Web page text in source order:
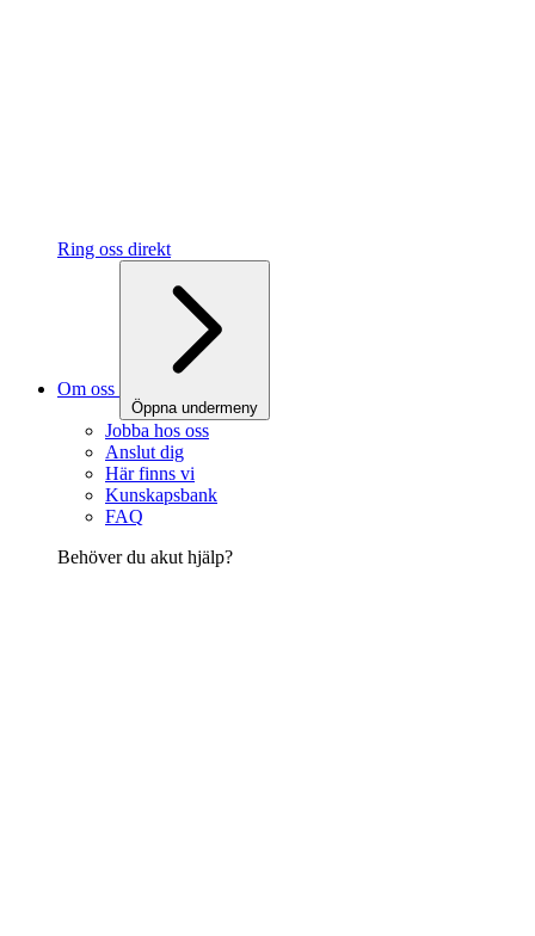
Ring oss direkt
Om oss
Öppna undermeny
Jobba hos oss
Anslut dig
Här finns vi
Kunskapsbank
FAQ
Behöver du akut hjälp?